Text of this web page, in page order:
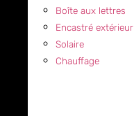
Boîte aux lettres
Encastré extérieur
Solaire
Chauffage